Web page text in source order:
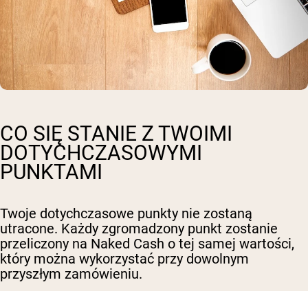
CO SIĘ STANIE Z TWOIMI
DOTYCHCZASOWYMI
PUNKTAMI
Twoje dotychczasowe punkty nie zostaną
utracone. Każdy zgromadzony punkt zostanie
przeliczony na Naked Cash o tej samej wartości,
który można wykorzystać przy dowolnym
przyszłym zamówieniu.